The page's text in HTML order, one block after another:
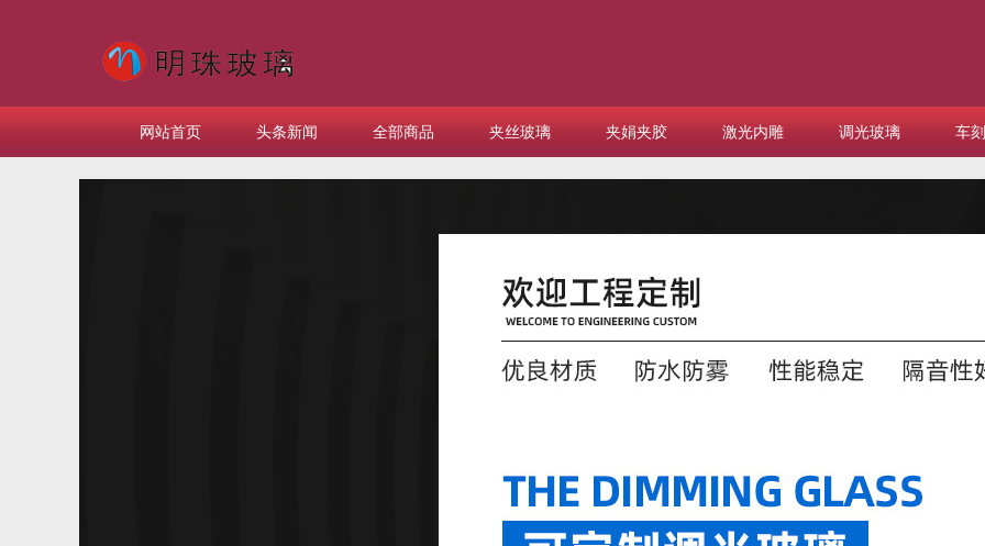
网站首页 头条新闻 全部商品 夹丝玻璃 夹娟夹胶 激光内雕 调光玻璃 车